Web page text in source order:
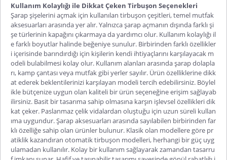
Kullanım Kolaylığı ile Dikkat Çeken Tirbuşon Seçenekleri
Şarap şişelerini açmak için kullanılan tirbuşon çeşitleri, temel mutfak
aksesuarları arasında yer alır. Yalnızca şarap açmanın dışında farklı şi
şe türlerinin kapağını çıkarmaya da yardımcı olur. Kullanım kolaylığı il
e farklı boyutlar halinde beğeniye sunulur. Birbirinden farklı özellikler
i içerisinde barındırdığı için kişilerin kendi ihtiyaçlarını karşılayacak m
odeli bulabilmesi kolay olur. Kullanım alanları arasında şarap dolapla
rı, kamp çantası veya mutfak gibi yerler sayılır. Ürün özelliklerine dikk
at ederek beklentilerinizi karşılayan modeli tercih edebilirsiniz. Böylel
ikle bütçenize uygun olan kaliteli bir ürün seçeneğine erişim sağlayab
ilirsiniz. Basit bir tasarıma sahip olmasına karşın işlevsel özellikleri dik
kat çeker. Paslanmaz çelik vidalardan oluştuğu için uzun süreli kullan
ıma uygundur. Şarap aksesuarları arasında sayılabilen birbirinden far
klı özelliğe sahip olan ürünler bulunur. Klasik olan modellere göre pr
atiklik kazandıran otomatik tirbuşon modelleri, herhangi bir güç uyg
ulamadan kullanılır. Kolay bir kullanım sağlayarak zamandan tasarru